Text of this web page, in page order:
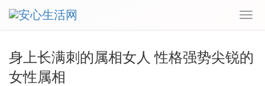
身上长满刺的属相女人 性格强势尖锐的
女性属相